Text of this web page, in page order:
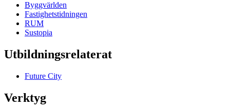
Byggvärlden
Fastighetstidningen
RUM
Sustopia
Utbildningsrelaterat
Future City
Verktyg